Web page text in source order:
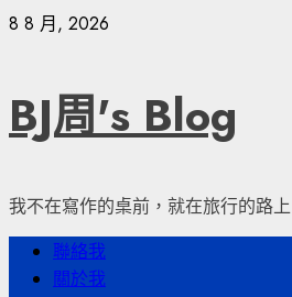
Skip
8 8 月, 2026
BJ周's Blog
我不在寫作的桌前，就在旅行的路上
Primary
Menu
聯絡我
關於我